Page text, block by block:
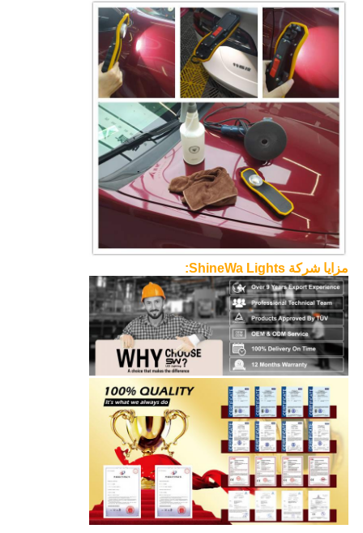
مزايا شركة ShineWa Lights: